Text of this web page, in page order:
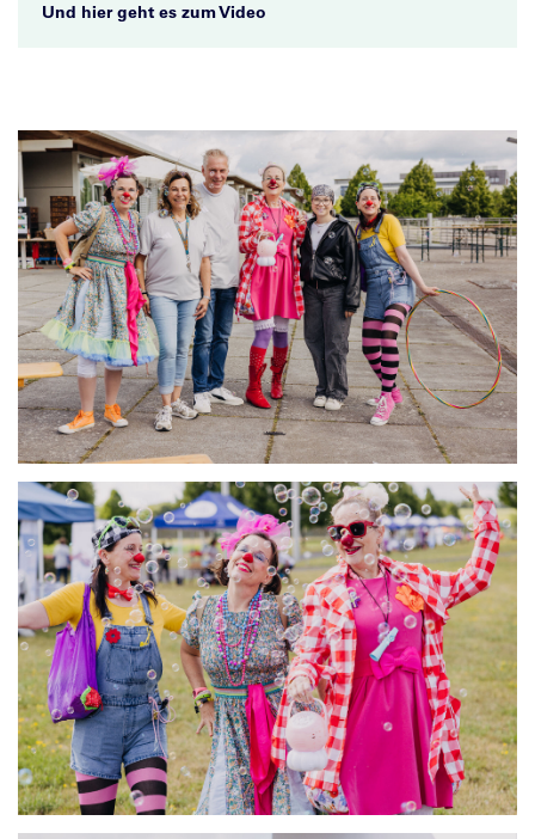
Und hier geht es zum Video